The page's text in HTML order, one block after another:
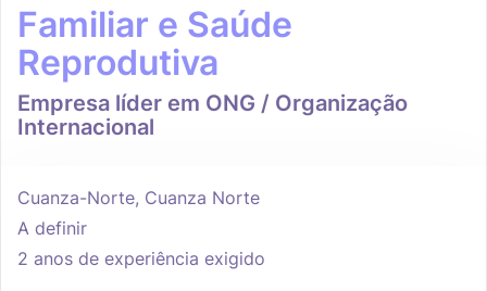
Familiar e Saúde
Reprodutiva
Empresa líder em ONG / Organização
Internacional
Cuanza-Norte, Cuanza Norte
A definir
2 anos de experiência exigido